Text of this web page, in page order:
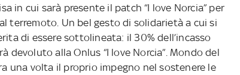
in cui sarà presente il patch “I love Norcia” per
terremoto. Un bel gesto di solidarietà a cui si
di essere sottolineata: il 30% dell’incasso
devoluto alla Onlus “I love Norcia”. Mondo del
una volta il proprio impegno nel sostenere le